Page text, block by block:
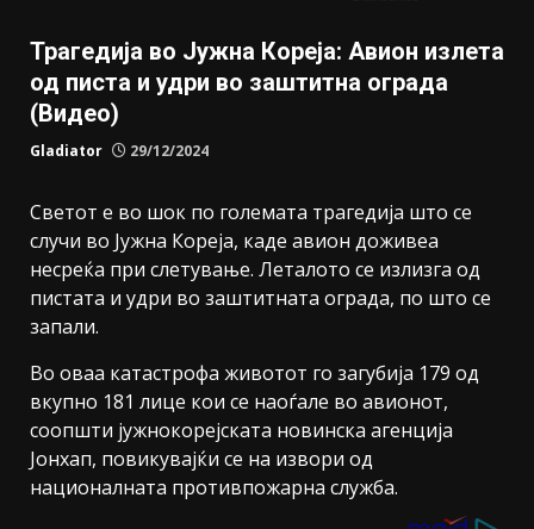
Трагедија во Јужна Кореја: Авион излета
од писта и удри во заштитна ограда
(Видео)
Gladiator 29/12/2024
Светот е во шок по големата трагедија што се
случи во Јужна Кореја, каде авион доживеа
несреќа при слетување. Леталото се излизга од
пистата и удри во заштитната ограда, по што се
запали.
Во оваа катастрофа животот го загубија 179 од
вкупно 181 лице кои се наоѓале во авионот,
соопшти јужнокорејската новинска агенција
Јонхап, повикувајќи се на извори од
националната противпожарна служба.